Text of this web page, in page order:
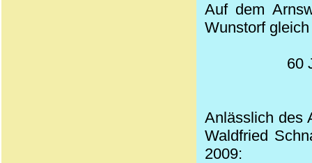
Auf dem
Wunstorf
60
Anlässlich des
Waldfried
2009: